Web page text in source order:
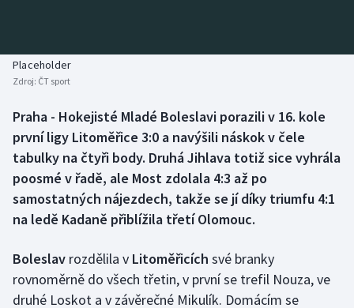
Biatlon
Boby a skeleton
Box
Curling
Florbal
Aplikace ČT sport
AZ kvíz
Placeholder
Zdroj: ČT sport
Praha - Hokejisté Mladé Boleslavi porazili v 16. kole
první ligy Litoměřice 3:0 a navýšili náskok v čele
tabulky na čtyři body. Druhá Jihlava totiž sice vyhrála
poosmé v řadě, ale Most zdolala 4:3 až po
samostatných nájezdech, takže se jí díky triumfu 4:1
na ledě Kadaně přiblížila třetí Olomouc.
Boleslav rozdělila v Litoměřicích své branky
rovnoměrně do všech třetin, v první se trefil Nouza, ve
druhé Loskot a v závěrečné Mikulík. Domácím se